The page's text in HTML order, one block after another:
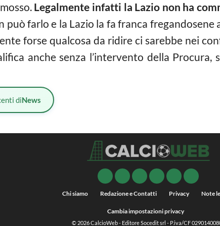
Legalmente infatti la Lazio non ha
può farlo e la Lazio la fa franca
forse qualcosa da ridire ci sarebbe nei
anche senza l’intervento della
diNews
Chi siamo Redazione e Contatti Privacy Note
Cambia impostazioni privacy
© 2026CalcioWeb- Editore Socedit srl - P.iva/CF